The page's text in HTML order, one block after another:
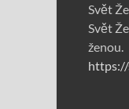
Svět
Svět
ženou.